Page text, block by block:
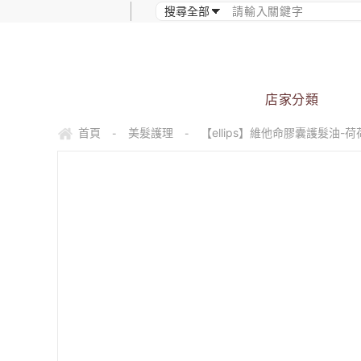
店家分類
首頁 - 美髮護理 - 【ellips】維他命膠囊護髮油-